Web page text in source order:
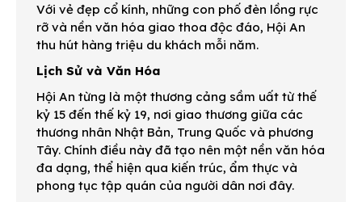
Với vẻ đẹp cổ kính, những con phố đèn lồng rực
rỡ và nền văn hóa giao thoa độc đáo, Hội An
thu hút hàng triệu du khách mỗi năm.
Lịch Sử và Văn Hóa
Hội An từng là một thương cảng sầm uất từ thế
kỷ 15 đến thế kỷ 19, nơi giao thương giữa các
thương nhân Nhật Bản, Trung Quốc và phương
Tây. Chính điều này đã tạo nên một nền văn hóa
đa dạng, thể hiện qua kiến trúc, ẩm thực và
phong tục tập quán của người dân nơi đây.